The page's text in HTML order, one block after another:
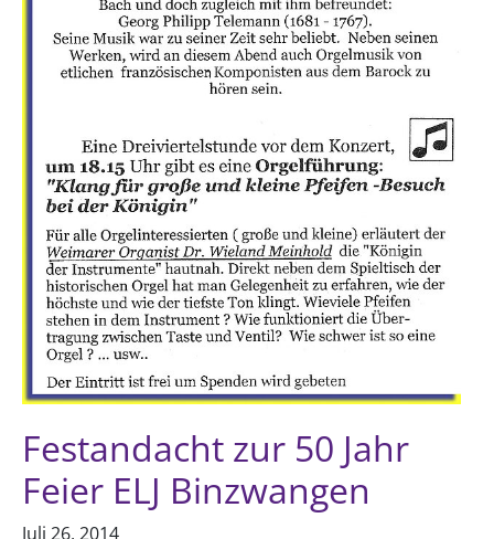
Festandacht zur 50 Jahr
Feier ELJ Binzwangen
Juli 26, 2014